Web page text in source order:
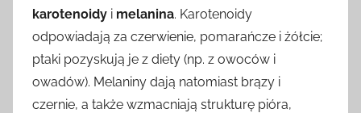
karotenoidy i melanina. Karotenoidy
odpowiadają za czerwienie, pomarańcze i żółcie;
ptaki pozyskują je z diety (np. z owoców i
owadów). Melaniny dają natomiast brązy i
czernie, a także wzmacniają strukturę pióra,